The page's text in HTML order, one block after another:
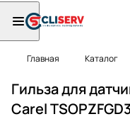
Главная Каталог
Гильза для
CarelTSOPZFG